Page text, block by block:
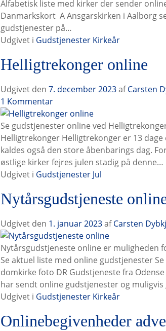
t
e
t
l
Alfabetisk liste med kirker der sender
Danmarkskort ⁠⁠⁠⁠⁠⁠⁠⁠ A Ansgarskirken i Aalborg
gudstjenester på…
Udgivet i Gudstjenester Kirkeår
Helligtrekonger online
Udgivet den 7. december 2023af Carsten
1 KommentarH
e
l
l
i
g
t
e
n
g
e
r
o
n
i
Se gudstjenester online ved
Helligtrekonger Helligtrekonger er 13
kaldes også den store åbenbarings dag.
østlige kirker fejres julen stadig på denne…
Udgivet i Gudstjenester Jul
Nytårsgudstjeneste
Udgivet den 1. januar 2023af Carsten
Nytårsgudstjeneste online er muligheden
Se aktuel liste med online gudstjenester
domkirke foto DR Gudstjeneste fra
har sendt online gudstjenester og
Udgivet i Gudstjenester Kirkeår
Onlinebegivenheder